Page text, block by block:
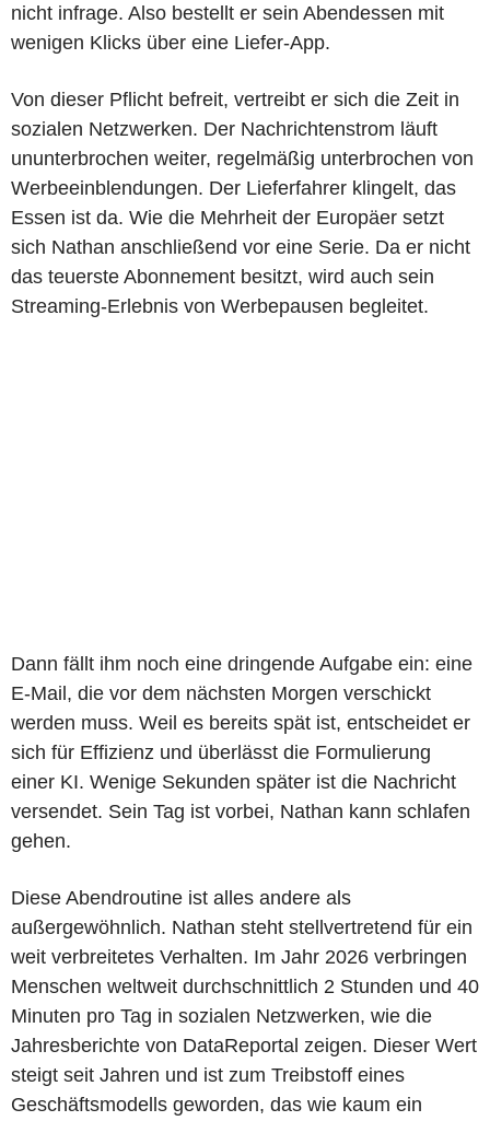
nicht infrage. Also bestellt er sein Abendessen mit
wenigen Klicks über eine Liefer-App.
Von dieser Pflicht befreit, vertreibt er sich die Zeit in
sozialen Netzwerken. Der Nachrichtenstrom läuft
ununterbrochen weiter, regelmäßig unterbrochen von
Werbeeinblendungen. Der Lieferfahrer klingelt, das
Essen ist da. Wie die Mehrheit der Europäer setzt
sich Nathan anschließend vor eine Serie. Da er nicht
das teuerste Abonnement besitzt, wird auch sein
Streaming-Erlebnis von Werbepausen begleitet.
Dann fällt ihm noch eine dringende Aufgabe ein: eine
E-Mail, die vor dem nächsten Morgen verschickt
werden muss. Weil es bereits spät ist, entscheidet er
sich für Effizienz und überlässt die Formulierung
einer KI. Wenige Sekunden später ist die Nachricht
versendet. Sein Tag ist vorbei, Nathan kann schlafen
gehen.
Diese Abendroutine ist alles andere als
außergewöhnlich. Nathan steht stellvertretend für ein
weit verbreitetes Verhalten. Im Jahr 2026 verbringen
Menschen weltweit durchschnittlich 2 Stunden und 40
Minuten pro Tag in sozialen Netzwerken, wie die
Jahresberichte von DataReportal zeigen. Dieser Wert
steigt seit Jahren und ist zum Treibstoff eines
Geschäftsmodells geworden, das wie kaum ein